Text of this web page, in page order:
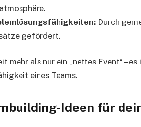
Durch
gefördert.
mehr als nur ein „nettes Event“ –
eines Teams.
Ideen für